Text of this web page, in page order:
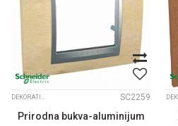
DEKORATIVNI RAMOVI UNICA TOP ALUM. MEDJURAM SC2259
Prirodna bukva-aluminijum